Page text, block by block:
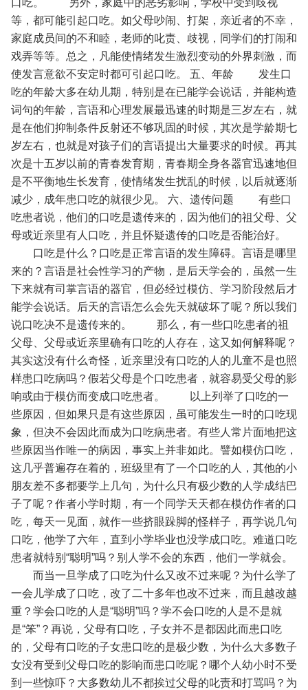
口吃。
另外，家庭中的恶劣影响，学校中受到歧视
等，都可能引起口吃。如父母吵闹、打架，亲近者的不幸，
家庭成员间的不和睦，老师的叱责、歧视，同学们的打闹和
戏弄等等。总之，凡能使情绪发生激烈变动的外界刺激，而
使发言意欲不安定时都可引起口吃。
五、年龄 发生口
吃的年龄大多在幼儿期，特别是在已能学会说话，并能构造
词句的年龄，言语和心理发展最迅速的时期是三岁左右，就
是在他们抑制条件反射还不够巩固的时候，其次是学龄期七
岁左右，也就是对孩子们的言语提出大量要求的时候。再其
次是十五岁以前的青春发育期，青春期全身各器官迅速地但
是不平衡地生长发育，使情绪发生扰乱的时候，以后就逐渐
减少，成年患口吃的就很少见。
六、遗传问题 有些口
吃患者说，他们的口吃是遗传来的，因为他们的祖父母、父
母或近亲里有人口吃，并且怀疑遗传的口吃是否能治好。
口吃是什么？口吃是正常言语的发生障碍。言语是哪里
来的？言语是社会性学习的产物，是后天学会的，虽然一生
下来就有司掌言语的器官，但必经过模仿、学习阶段然后才
能学会说话。后天的言语怎么会先天就破坏了呢？所以我们
说口吃决不是遗传来的。
那么，有一些口吃患者的祖
父母、父母或近亲里确有口吃的人存在，这又如何解释呢？
其实这没有什么奇怪，近亲里没有口吃的人的儿童不是也照
样患口吃病吗？假若父母是个口吃患者，就容易受父母的影
响或由于模仿而变成口吃患者。
以上列举了口吃的一
些原因，但如果只是有这些原因，虽可能发生一时的口吃现
象，但决不会因此而成为口吃病患者。有些人常片面地把这
些原因当作唯一的病因，事实上并非如此。譬如模仿口吃，
这几乎普遍存在着的，班级里有了一个口吃的人，其他的小
朋友差不多都要学上几句，为什么只有极少数的人学成结巴
子了呢？作者小学时期，有一个同学天天都在模仿作者的口
吃，每天一见面，就作一些挤眼跺脚的怪样子，再学说几句
口吃，他学了六年，直到小学毕业也没学成口吃。难道口吃
患者就特别“聪明”吗？别人学不会的东西，他们一学就会。
而当一旦学成了口吃为什么又改不过来呢？为什么学了
一会儿学成了口吃，改了二十多年也改不过来，而且越改越
重？学会口吃的人是“聪明”吗？学不会口吃的人是不是就
是“笨”？再说，父母有口吃，子女并不是都因此而患口吃
的，父母有口吃的子女患口吃的是极少数，为什么大多数子
女没有受到父母口吃的影响而患口吃呢？哪个人幼小时不受
到一些惊吓？大多数幼儿不都挨过父母的叱责和打骂吗？为